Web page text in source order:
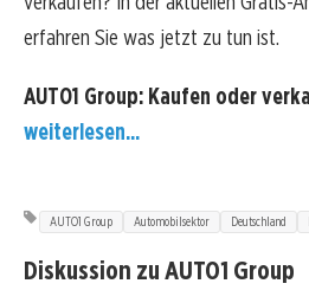
erfahren Sie was jetzt zu tun ist.
AUTO1 Group: Kaufen oder
weiterlesen...
AUTO1 Group Automobilsektor Deutschland
Diskussion zu AUTO1 Group